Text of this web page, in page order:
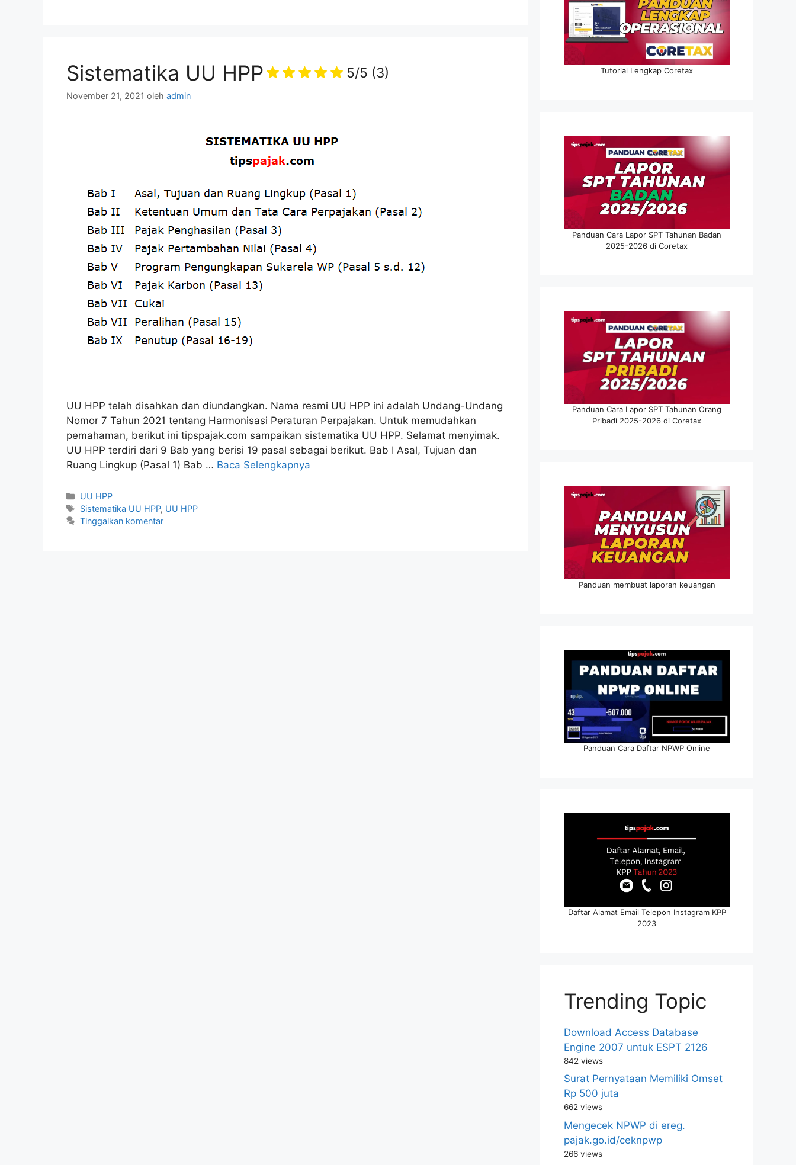
Sistematika UU HPP 5/5 (3)
November 21, 2021 oleh admin
UU HPP telah disahkan dan diundangkan. Nama resmi UU HPP ini adalah Undang-Undang
Nomor 7 Tahun 2021 tentang Harmonisasi Peraturan Perpajakan. Untuk memudahkan
pemahaman, berikut ini tipspajak.com sampaikan sistematika UU HPP. Selamat menyimak.
UU HPP terdiri dari 9 Bab yang berisi 19 pasal sebagai berikut. Bab I Asal, Tujuan dan
Ruang Lingkup (Pasal 1) Bab … Baca Selengkapnya
Kategori
UU HPP
Tag
Sistematika UU HPP, UU HPP
Tinggalkan komentar
Tutorial Lengkap Coretax
Panduan Cara Lapor SPT Tahunan Badan
2025-2026 di Coretax
Panduan Cara Lapor SPT Tahunan Orang
Pribadi 2025-2026 di Coretax
Panduan membuat laporan keuangan
Panduan Cara Daftar NPWP Online
Daftar Alamat Email Telepon Instagram KPP
2023
Trending Topic
Download Access Database
Engine 2007 untuk ESPT 2126
842 views
Surat Pernyataan Memiliki Omset
Rp 500 juta
662 views
Mengecek NPWP di ereg.
pajak.go.id/ceknpwp
266 views